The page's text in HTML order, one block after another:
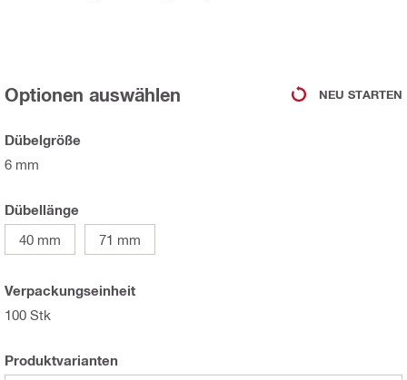
Optionen auswählen NEU STARTEN
Dübelgröße
6 mm
Dübellänge
40 mm
71 mm
Verpackungseinheit
100 Stk
Produktvarianten